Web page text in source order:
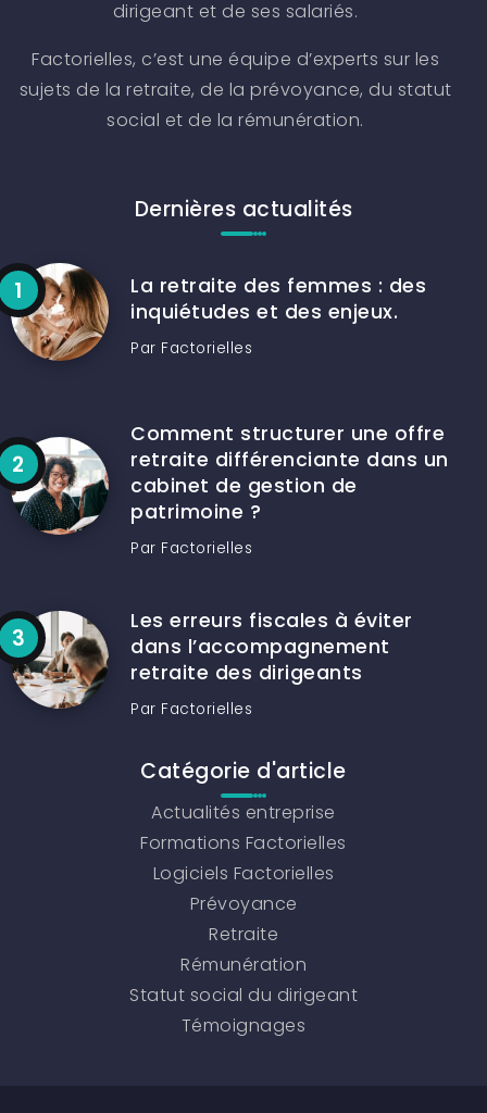
dirigeant et de ses salariés.
Factorielles, c’est une équipe d’experts sur les
sujets de la retraite, de la prévoyance, du statut
social et de la rémunération.
Dernières actualités
La retraite des femmes : des
inquiétudes et des enjeux.
Par Factorielles
Comment structurer une offre
retraite différenciante dans un
cabinet de gestion de
patrimoine ?
Par Factorielles
Les erreurs fiscales à éviter
dans l’accompagnement
retraite des dirigeants
Par Factorielles
Catégorie d'article
Actualités entreprise
Formations Factorielles
Logiciels Factorielles
Prévoyance
Retraite
Rémunération
Statut social du dirigeant
Témoignages